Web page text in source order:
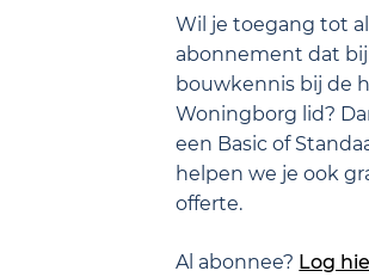
Wil je toegang tot
abonnement dat bij
bouwkennis bij de
Woningborg lid?
een Basic of
helpen we je ook
offerte.
Al abonnee? Log